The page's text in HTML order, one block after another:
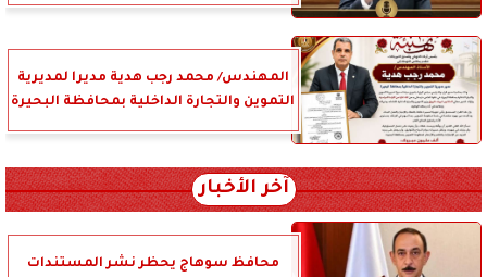
المهندس/ محمد رجب هدية مديرا لمديرية
التموين والتجارة الداخلية بمحافظة البحيرة
آخر الأخبار
محافظ سوهاج يحظر نشر المستندات